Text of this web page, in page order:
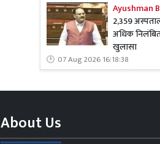
Ayushman
2,359
अधिक
खुलासा
07 Aug 2026 16:18:38
About Us